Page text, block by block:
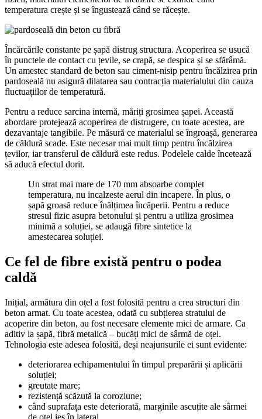
temperatura crește și se îngustează când se răcește.
Încărcările constante pe șapă distrug structura. Acoperirea se usucă
în punctele de contact cu țevile, se crapă, se despica și se sfărâmă.
Un amestec standard de beton sau ciment-nisip pentru încălzirea prin
pardoseală nu asigură dilatarea sau contracția materialului din cauza
fluctuațiilor de temperatură.
Pentru a reduce sarcina internă, măriți grosimea șapei. Această
abordare protejează acoperirea de distrugere, cu toate acestea, are
dezavantaje tangibile. Pe măsură ce materialul se îngroașă, generarea
de căldură scade. Este necesar mai mult timp pentru încălzirea
țevilor, iar transferul de căldură este redus. Podelele calde încetează
să aducă efectul dorit.
Un strat mai mare de 170 mm absoarbe complet
temperatura, nu incalzeste aerul din incapere. În plus, o
șapă groasă reduce înălțimea încăperii. Pentru a reduce
stresul fizic asupra betonului și pentru a utiliza grosimea
minimă a soluției, se adaugă fibre sintetice la
amestecarea soluției.
Ce fel de fibre există pentru o podea
caldă
Inițial, armătura din oțel a fost folosită pentru a crea structuri din
beton armat. Cu toate acestea, odată cu subțierea stratului de
acoperire din beton, au fost necesare elemente mici de armare. Ca
aditiv la șapă, fibră metalică – bucăți mici de sârmă de oțel.
Tehnologia este adesea folosită, deși neajunsurile ei sunt evidente:
deteriorarea echipamentului în timpul preparării și aplicării
soluției;
greutate mare;
rezistență scăzută la coroziune;
când suprafața este deteriorată, marginile ascuțite ale sârmei
de oțel ies în lateral.